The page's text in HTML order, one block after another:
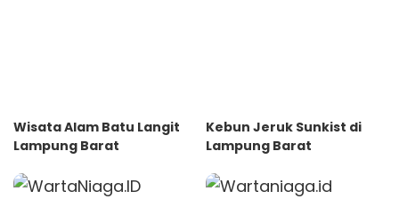
Wisata Alam Batu Langit
Lampung Barat
Kebun Jeruk Sunkist di
Lampung Barat